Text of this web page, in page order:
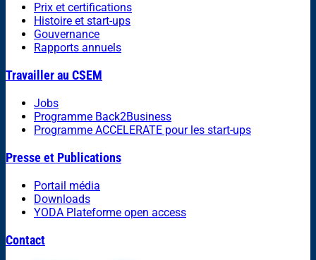
Prix et certifications
Histoire et start-ups
Gouvernance
Rapports annuels
Travailler au CSEM
Jobs
Programme Back2Business
Programme ACCELERATE pour les start-ups
Presse et Publications
Portail média
Downloads
YODA Plateforme open access
Contact